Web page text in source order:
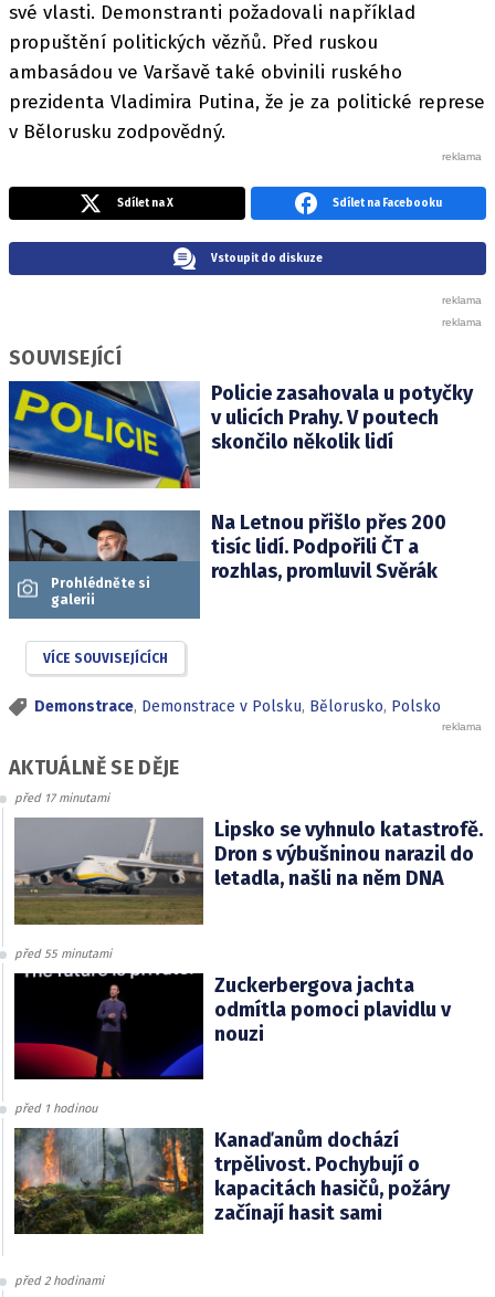
své vlasti. Demonstranti požadovali například
propuštění politických vězňů. Před ruskou
ambasádou ve Varšavě také obvinili ruského
prezidenta Vladimira Putina, že je za politické represe
v Bělorusku zodpovědný.
Sdílet na X Sdílet na Facebooku
Vstoupit do diskuze
SOUVISEJÍCÍ
Policie zasahovala u potyčky
v ulicích Prahy. V poutech
skončilo několik lidí
Prohlédněte si
galerii
Na Letnou přišlo přes 200
tisíc lidí. Podpořili ČT a
rozhlas, promluvil Svěrák
VÍCE SOUVISEJÍCÍCH
Demonstrace, Demonstrace v Polsku, Bělorusko, Polsko
AKTUÁLNĚ SE DĚJE
před 17 minutami
Lipsko se vyhnulo katastrofě.
Dron s výbušninou narazil do
letadla, našli na něm DNA
před 55 minutami
Zuckerbergova jachta
odmítla pomoci plavidlu v
nouzi
před 1 hodinou
Kanaďanům dochází
trpělivost. Pochybují o
kapacitách hasičů, požáry
začínají hasit sami
před 2 hodinami